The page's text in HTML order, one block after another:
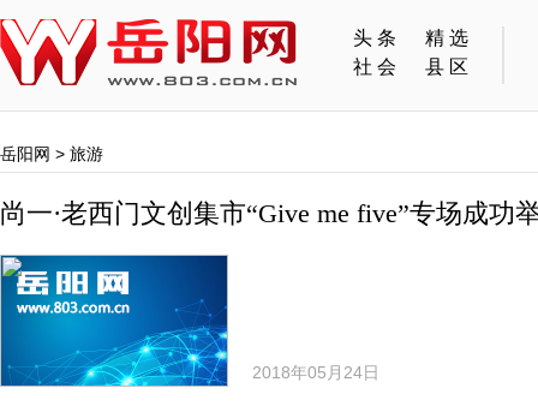
头条
精选
社会
县区
岳阳网 > 旅游
尚一·老西门文创集市“Give me five”专场成功
2018年05月24日